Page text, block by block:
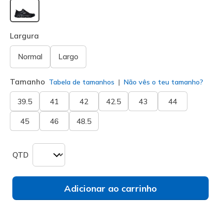
selecionado
Largura
Normal Largo
Tamanho Tabela de tamanhos Não vês o teu tamanho?
39.5 41 42 42.5 43 44
45 46 48.5
QTD
Adicionar ao carrinho